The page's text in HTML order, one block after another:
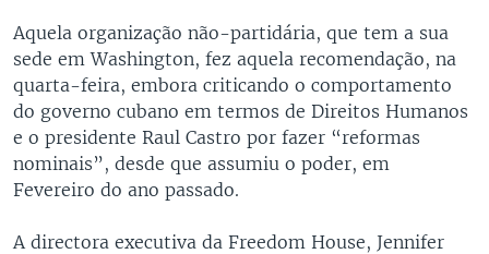
Aquela organização não-partidária, que tem a sua
sede em Washington, fez aquela recomendação, na
quarta-feira, embora criticando o comportamento
do governo cubano em termos de Direitos Humanos
e o presidente Raul Castro por fazer “reformas
nominais”, desde que assumiu o poder, em
Fevereiro do ano passado.
A directora executiva da Freedom House, Jennifer